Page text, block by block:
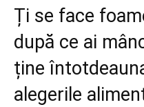
Ți se face
după ce ai
ține
alegerile